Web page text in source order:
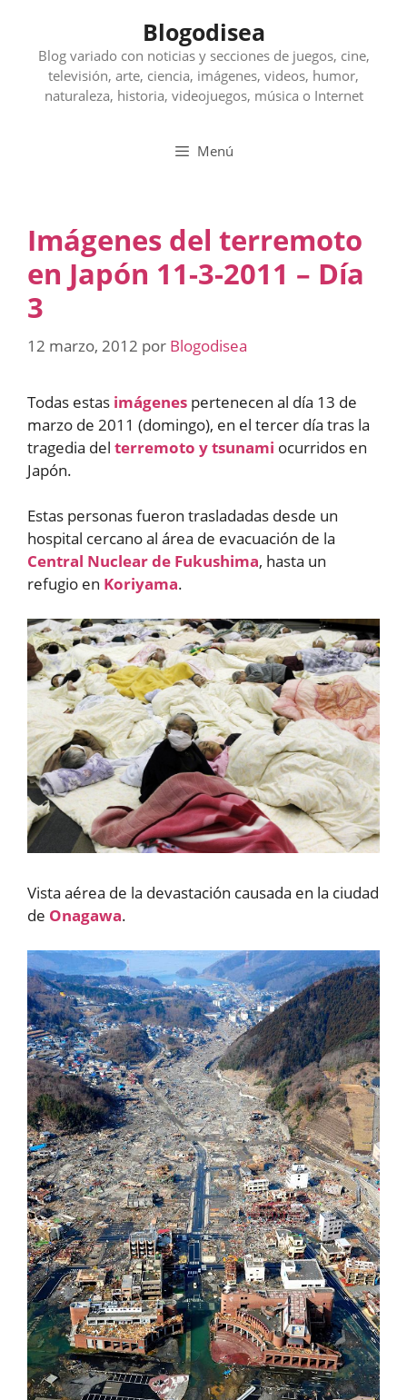
contenido
Blogodisea
Blog variado con noticias y secciones de juegos, cine,
televisión, arte, ciencia, imágenes, videos, humor,
naturaleza, historia, videojuegos, música o Internet
Menú
Imágenes del terremoto
en Japón 11-3-2011 – Día
3
12 marzo, 2012 por Blogodisea
Todas estas imágenes pertenecen al día 13 de
marzo de 2011 (domingo), en el tercer día tras la
tragedia del terremoto y tsunami ocurridos en
Japón.
Estas personas fueron trasladadas desde un
hospital cercano al área de evacuación de la
Central Nuclear de Fukushima, hasta un
refugio en Koriyama.
Vista aérea de la devastación causada en la ciudad
de Onagawa.